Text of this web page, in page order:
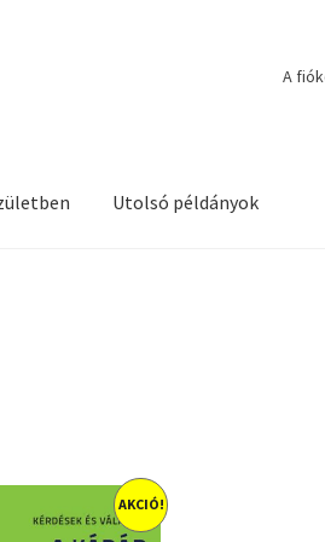
A
Utolsó példányok
AKCIÓ!